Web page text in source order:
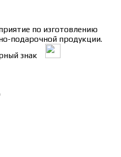
по изготовлению
подарочной продукции.
знак